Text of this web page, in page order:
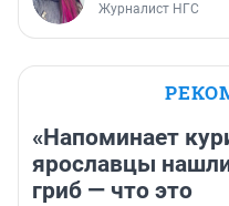
Журналист НГС
«Напоминает
ярославцы
гриб — что это